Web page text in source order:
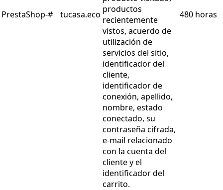
PrestaShop-# tucasa.eco productos
recientemente
vistos, acuerdo de
utilización de
servicios del sitio,
identificador del
cliente,
identificador de
conexión, apellido,
nombre, estado
conectado, su
contraseña cifrada,
e-mail relacionado
con la cuenta del
cliente y el
identificador del
carrito.
480 horas